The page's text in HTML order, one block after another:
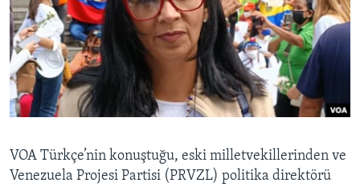
VOA Türkçe’nin konuştuğu, eski milletvekillerinden ve
Venezuela Projesi Partisi (PRVZL) politika direktörü